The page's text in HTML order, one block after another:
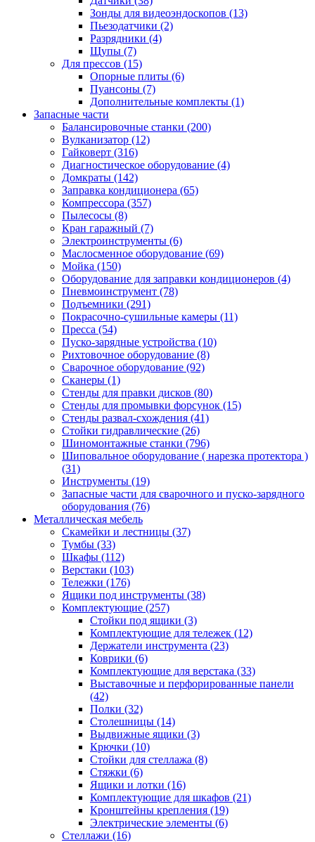
Зонды для видеоэндоскопов (13)
Пьезодатчики (2)
Разрядники (4)
Щупы (7)
Для прессов (15)
Опорные плиты (6)
Пуансоны (7)
Дополнительные комплекты (1)
Запасные части
Балансировочные станки (200)
Вулканизатор (12)
Гайковерт (316)
Диагностическое оборудование (4)
Домкраты (142)
Заправка кондиционера (65)
Компрессора (357)
Пылесосы (8)
Кран гаражный (7)
Электроинструменты (6)
Маслосменное оборудование (69)
Мойка (150)
Оборудование для заправки кондиционеров (4)
Пневмоинструмент (78)
Подъемники (291)
Покрасочно-сушильные камеры (11)
Пресса (54)
Пуско-зарядные устройства (10)
Рихтовочное оборудование (8)
Сварочное оборудование (92)
Сканеры (1)
Стенды для правки дисков (80)
Стенды для промывки форсунок (15)
Стенды развал-схождения (41)
Стойки гидравлические (26)
Шиномонтажные станки (796)
Шиповальное оборудование ( нарезка протектора )
(31)
Инструменты (19)
Запасные части для сварочного и пуско-зарядного
оборудования (76)
Металлическая мебель
Скамейки и лестницы (37)
Тумбы (33)
Шкафы (112)
Верстаки (103)
Тележки (176)
Ящики под инструменты (38)
Комплектующие (257)
Стойки под ящики (3)
Комплектующие для тележек (12)
Держатели инструмента (23)
Коврики (6)
Комплектующие для верстака (33)
Выставочные и перфорированные панели
(42)
Полки (32)
Столешницы (14)
Выдвижные ящики (3)
Крючки (10)
Стойки для стеллажа (8)
Стяжки (6)
Ящики и лотки (16)
Комплектующие для шкафов (21)
Кронштейны крепления (19)
Электрические элементы (6)
Стеллажи (16)